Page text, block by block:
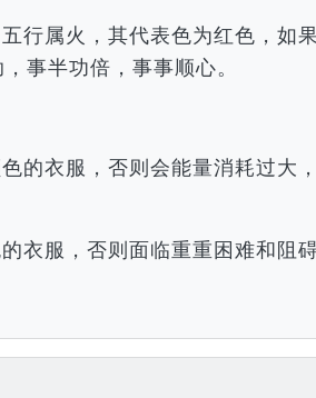
行属火，其代表色为红色，如
事半功倍，事事顺心。
的衣服，否则会能量消耗过大
衣服，否则面临重重困难和阻